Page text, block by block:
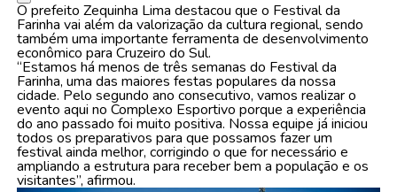
O prefeito Zequinha Lima destacou que o Festival da
Farinha vai além da valorização da cultura regional, sendo
também uma importante ferramenta de desenvolvimento
econômico para Cruzeiro do Sul.
“Estamos há menos de três semanas do Festival da
Farinha, uma das maiores festas populares da nossa
cidade. Pelo segundo ano consecutivo, vamos realizar o
evento aqui no Complexo Esportivo porque a experiência
do ano passado foi muito positiva. Nossa equipe já iniciou
todos os preparativos para que possamos fazer um
festival ainda melhor, corrigindo o que for necessário e
ampliando a estrutura para receber bem a população e os
visitantes”, afirmou.